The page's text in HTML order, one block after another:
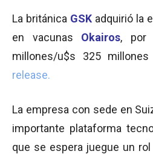
La británica GSK adquirió la
en vacunas Okairos, por
millones/u$s 325
release.
La empresa con sede en
importante plataforma
que se espera juegue un